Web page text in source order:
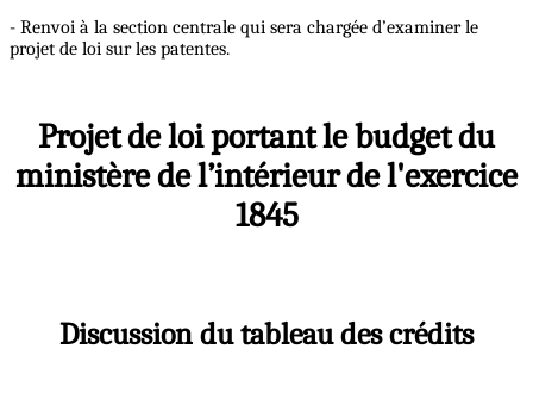
- Renvoi à la section centrale qui sera chargée d’examiner le
projet de loi sur les patentes.
Projet de loi portant le budget du
ministère de l’intérieur de l'exercice
1845
Discussion du tableau des crédits